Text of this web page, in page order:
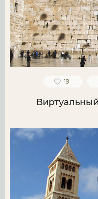
19